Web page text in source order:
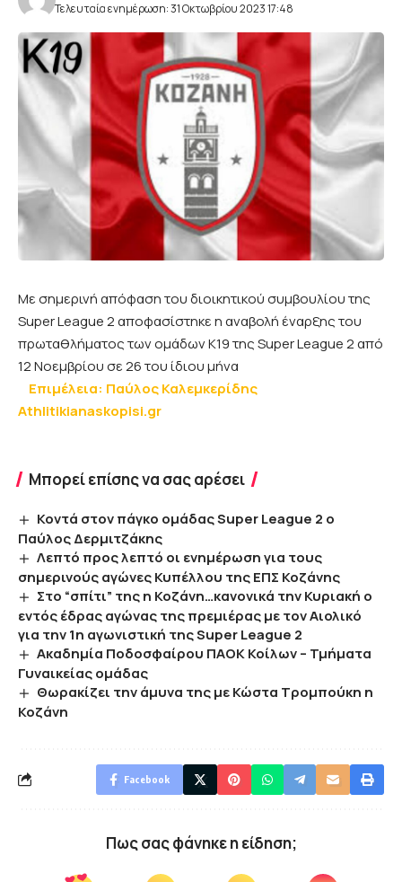
Τελευταία ενημέρωση: 31 Οκτωβρίου 2023 17:48
Mε σημερινή απόφαση του διοικητικού συμβουλίου της
Super League 2 αποφασίστηκε η αναβολή έναρξης του
πρωταθλήματος των ομάδων Κ19 της Super League 2 από
12 Νοεμβρίου σε 26 του ίδιου μήνα
Επιμέλεια: Παύλος Καλεμκερίδης
Athlitikianaskopisi.gr
Μπορεί επίσης να σας αρέσει
Κοντά στον πάγκο ομάδας Super League 2 ο
Παύλος Δερμιτζάκης
Λεπτό προς λεπτό οι ενημέρωση για τους
σημερινούς αγώνες Κυπέλλου της ΕΠΣ Κοζάνης
Στο “σπίτι” της η Κοζάνη…κανονικά την Κυριακή ο
εντός έδρας αγώνας της πρεμιέρας με τον Αιολικό
για την 1η αγωνιστική της Super League 2
Ακαδημία Ποδοσφαίρου ΠΑΟΚ Κοίλων – Τμήματα
Γυναικείας ομάδας
Θωρακίζει την άμυνα της με Κώστα Τρομπούκη η
Κοζάνη
Facebook
Πως σας φάνηκε η είδηση;